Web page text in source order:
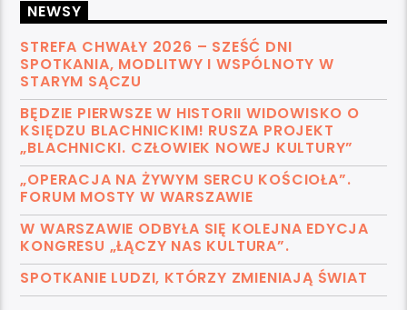
NEWSY
STREFA CHWAŁY 2026 – SZEŚĆ DNI
SPOTKANIA, MODLITWY I WSPÓLNOTY W
STARYM SĄCZU
BĘDZIE PIERWSZE W HISTORII WIDOWISKO O
KSIĘDZU BLACHNICKIM! RUSZA PROJEKT
„BLACHNICKI. CZŁOWIEK NOWEJ KULTURY”
„OPERACJA NA ŻYWYM SERCU KOŚCIOŁA”.
FORUM MOSTY W WARSZAWIE
W WARSZAWIE ODBYŁA SIĘ KOLEJNA EDYCJA
KONGRESU „ŁĄCZY NAS KULTURA”.
SPOTKANIE LUDZI, KTÓRZY ZMIENIAJĄ ŚWIAT